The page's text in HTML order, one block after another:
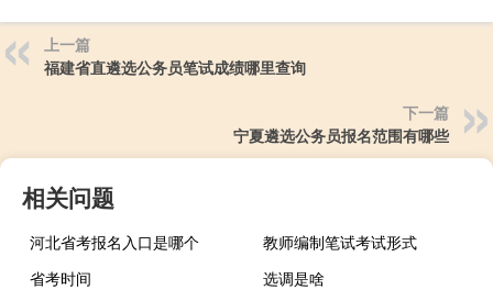
上一篇
福建省直遴选公务员笔试成绩哪里查询
下一篇
宁夏遴选公务员报名范围有哪些
相关问题
河北省考报名入口是哪个
教师编制笔试考试形式
省考时间
选调是啥